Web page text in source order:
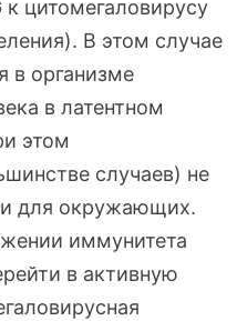
цитомегаловирусу
В этом случае
в организме
в латентном
этом
случаев) не
для окружающих.
иммунитета
в активную